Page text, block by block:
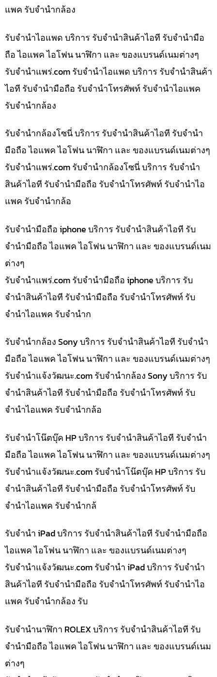
แพค รับจำนำกล้อง
รับจำนำไอแพด บริการ รับจำนำสินค้าไอที รับจำนำมือ
ถือ ไอแพค ไอโฟน นาฬิกา และ ของแบรนด์เนมต่างๆ
รับจํานําแพร่.com รับจำนำไอแพด บริการ รับจำนำสินค้า
ไอที รับจำนำมือถือ รับจำนำโทรศัพท์ รับจำนำไอแพค
รับจำนำกล้อง
รับจำนำกล้องโซนี่ บริการ รับจำนำสินค้าไอที รับจำนำ
มือถือ ไอแพค ไอโฟน นาฬิกา และ ของแบรนด์เนมต่างๆ
รับจํานําแพร่.com รับจำนำกล้องโซนี่ บริการ รับจำนำ
สินค้าไอที รับจำนำมือถือ รับจำนำโทรศัพท์ รับจำนำไอ
แพค รับจำนำกล้อ
รับจำนำมือถือ iphone บริการ รับจำนำสินค้าไอที รับ
จำนำมือถือ ไอแพค ไอโฟน นาฬิกา และ ของแบรนด์เนม
ต่างๆ
รับจํานําแพร่.com รับจำนำมือถือ iphone บริการ รับ
จำนำสินค้าไอที รับจำนำมือถือ รับจำนำโทรศัพท์ รับ
จำนำไอแพค รับจำนำก
รับจำนำกล้อง Sony บริการ รับจำนำสินค้าไอที รับจำนำ
มือถือ ไอแพค ไอโฟน นาฬิกา และ ของแบรนด์เนมต่างๆ
รับจํานําแจ้งวัฒนะ.com รับจำนำกล้อง Sony บริการ รับ
จำนำสินค้าไอที รับจำนำมือถือ รับจำนำโทรศัพท์ รับ
จำนำไอแพค รับจำนำกล้อ
รับจำนำโน๊ตบุ๊ค HP บริการ รับจำนำสินค้าไอที รับจำนำ
มือถือ ไอแพค ไอโฟน นาฬิกา และ ของแบรนด์เนมต่างๆ
รับจํานําแจ้งวัฒนะ.com รับจำนำโน๊ตบุ๊ค HP บริการ รับ
จำนำสินค้าไอที รับจำนำมือถือ รับจำนำโทรศัพท์ รับ
จำนำไอแพค รับจำนำกล้
รับจำนำ iPad บริการ รับจำนำสินค้าไอที รับจำนำมือถือ
ไอแพค ไอโฟน นาฬิกา และ ของแบรนด์เนมต่างๆ
รับจํานําแจ้งวัฒนะ.com รับจำนำ iPad บริการ รับจำนำ
สินค้าไอที รับจำนำมือถือ รับจำนำโทรศัพท์ รับจำนำไอ
แพค รับจำนำกล้อง รับ
รับจำนำนาฬิกา ROLEX บริการ รับจำนำสินค้าไอที รับ
จำนำมือถือ ไอแพค ไอโฟน นาฬิกา และ ของแบรนด์เนม
ต่างๆ